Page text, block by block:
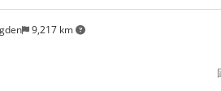
9,217 km